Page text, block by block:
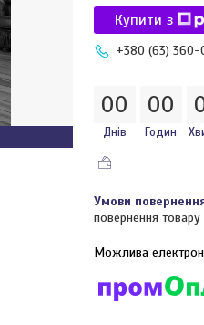
Купити з
+380 (63) 360-
00
Днів
00
Годин
повернення